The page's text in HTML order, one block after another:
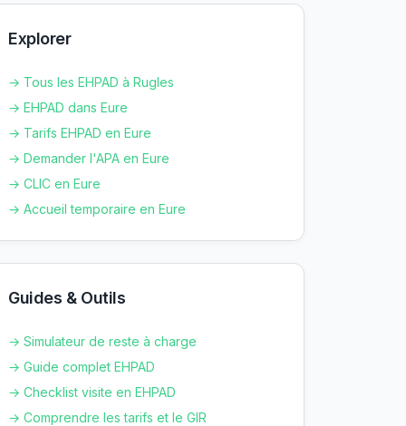
Explorer
→ Tous les EHPAD à Rugles
→ EHPAD dans Eure
→ Tarifs EHPAD en Eure
→ Demander l'APA en Eure
→ CLIC en Eure
→ Accueil temporaire en Eure
Guides & Outils
→ Simulateur de reste à charge
→ Guide complet EHPAD
→ Checklist visite en EHPAD
→ Comprendre les tarifs et le GIR